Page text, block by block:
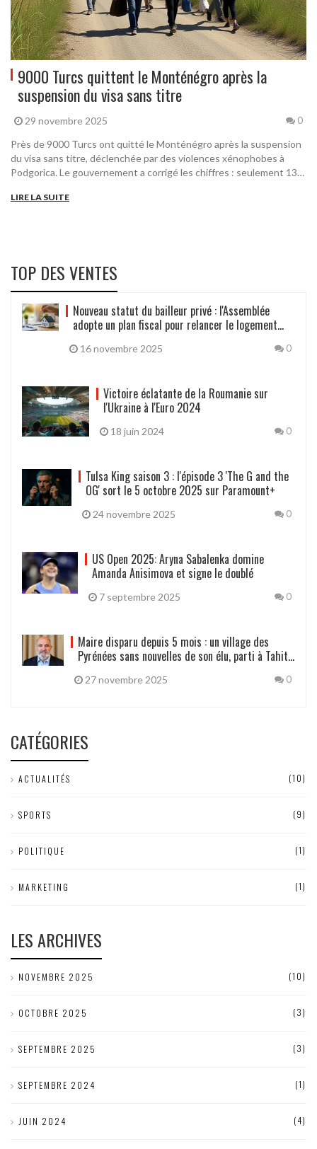
9000 Turcs quittent le Monténégro après la
suspension du visa sans titre
29 novembre 2025 0
Près de 9000 Turcs ont quitté le Monténégro après la suspension
du visa sans titre, déclenchée par des violences xénophobes à
Podgorica. Le gouvernement a corrigé les chiffres : seulement 13
LIRE LA SUITE
TOP DES VENTES
Nouveau statut du bailleur privé : l'Assemblée
adopte un plan fiscal pour relancer le logement
16 novembre 2025 0
Victoire éclatante de la Roumanie sur
l'Ukraine à l'Euro 2024
18 juin 2024 0
Tulsa King saison 3 : l'épisode 3 'The G and the
OG' sort le 5 octobre 2025 sur Paramount+
24 novembre 2025 0
US Open 2025: Aryna Sabalenka domine
Amanda Anisimova et signe le doublé
7 septembre 2025 0
Maire disparu depuis 5 mois : un village des
Pyrénées sans nouvelles de son élu, parti à Tahiti
27 novembre 2025 0
CATÉGORIES
ACTUALITÉS (10)
SPORTS (9)
POLITIQUE (1)
MARKETING (1)
LES ARCHIVES
NOVEMBRE 2025 (10)
OCTOBRE 2025 (3)
SEPTEMBRE 2025 (3)
SEPTEMBRE 2024 (1)
JUIN 2024 (4)